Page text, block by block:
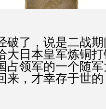
破了，说是二战
大日本皇军炼铜
占领军的一个随
来，才幸存于世